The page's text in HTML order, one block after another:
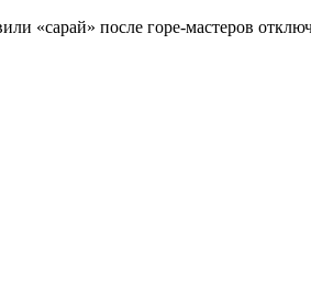
«сарай» после горе-мастеров